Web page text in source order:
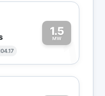
1.5
MW1